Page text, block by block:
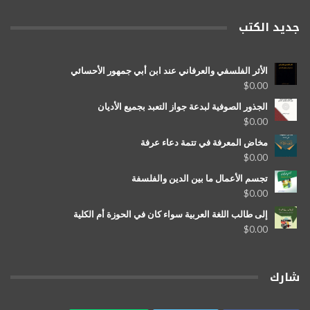
جديد الكتب
الأثر الفلسفي والعرفاني عند ابن أبي جمهور الأحسائي
$0.00
الجذور الصوفية لبدعة جواز التعبد بجميع الأديان
$0.00
مخاض المعرفة في تتمة دعاء عرفة
$0.00
تجسم الأعمال ما بين الدين والفلسفة
$0.00
إلى طالب اللغة العربية سواء كان في الحوزة أم الكلية
$0.00
شارك